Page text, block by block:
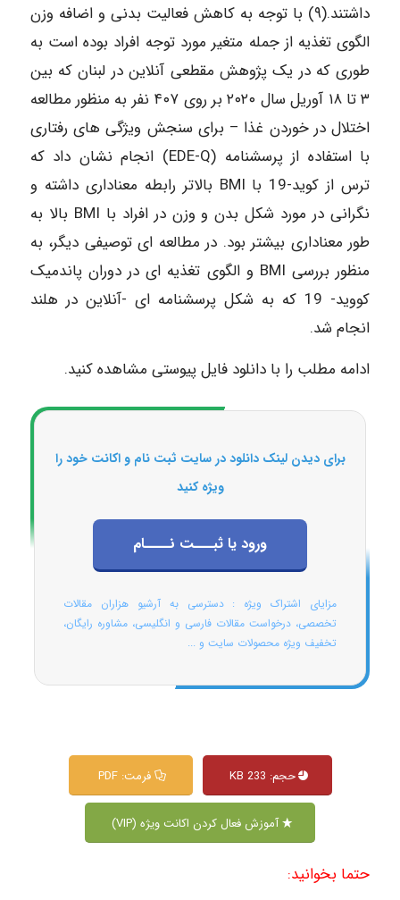
داشتند.(۹) با توجه به کاهش فعالیت بدنی و اضافه وزن
الگوی تغذیه از جمله متغیر مورد توجه افراد بوده است به
طوری که در یک پژوهش مقطعی آنلاین در لبنان که بین
۳ تا ۱۸ آوریل سال ۲۰۲۰ بر روی ۴۰۷ نفر به منظور مطالعه
اختلال در خوردن غذا – برای سنجش ویژگی های رفتاری
با استفاده از پرسشنامه (EDE-Q) انجام نشان داد که
ترس از کوید-19 با BMI بالاتر رابطه معناداری داشته و
نگرانی در مورد شکل بدن و وزن در افراد با BMI بالا به
طور معناداری بیشتر بود. در مطالعه ای توصیفی دیگر، به
منظور بررسی BMI و الگوی تغذیه ای در دوران پاندمیک
کووید- 19 که به شکل پرسشنامه ای -آنلاین در هلند
انجام شد.
ادامه مطلب را با دانلود فایل پیوستی مشاهده کنید.
برای دیدن لینک دانلود در سایت ثبت نام و اکانت خود را
ویژه کنید
ورود یا ثبـــت نــــام
مزایای اشتراک ویژه : دسترسی به آرشیو هزاران مقالات
تخصصی، درخواست مقالات فارسی و انگلیسی، مشاوره رایگان،
تخفیف ویژه محصولات سایت و ...
حجم: 233 KB فرمت: PDF
آموزش فعال کردن اکانت ویژه (VIP)
حتما بخوانید: